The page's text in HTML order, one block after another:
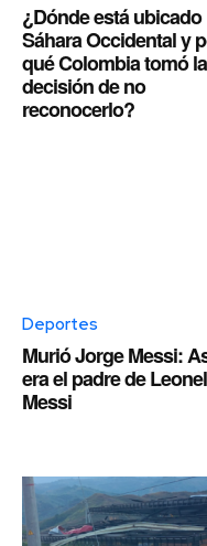
¿Dónde está ubicado
Sáhara Occidental y
qué Colombia tomó la
decisión de no
reconocerlo?
Deportes
Murió Jorge Messi:
era el padre de Leonel
Messi